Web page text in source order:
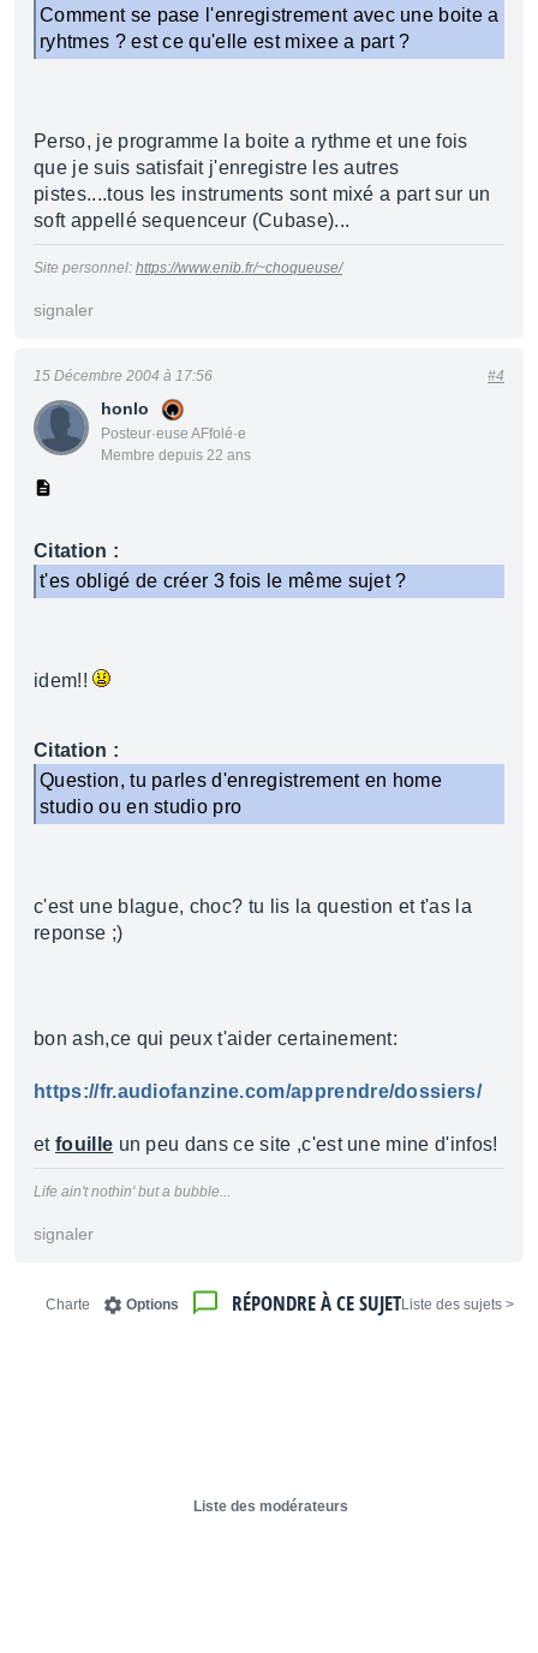
Comment se pase l'enregistrement avec une boite a
ryhtmes ? est ce qu'elle est mixee a part ?
Perso, je programme la boite a rythme et une fois
que je suis satisfait j'enregistre les autres
pistes....tous les instruments sont mixé a part sur un
soft appellé sequenceur (Cubase)...
Site personnel: https://www.enib.fr/~choqueuse/
signaler
honlo
Posteur·euse AFfolé·e
Membre depuis 22 ans
15 Décembre 2004 à 17:56 #4
Citation :
t'es obligé de créer 3 fois le même sujet ?
idem!!
Citation :
Question, tu parles d'enregistrement en home
studio ou en studio pro
c'est une blague, choc? tu lis la question et t'as la
reponse ;)
bon ash,ce qui peux t'aider certainement:
https://fr.audiofanzine.com/apprendre/dossiers/
et fouille un peu dans ce site ,c'est une mine d'infos!
Life ain't nothin' but a bubble...
signaler
< Liste des sujets
RÉPONDRE À CE SUJET
Options
Charte
Liste des modérateurs